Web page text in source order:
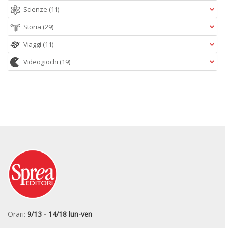
Scienze (11)
Storia (29)
Viaggi (11)
Videogiochi (19)
Orari: 9/13 - 14/18 lun-ven